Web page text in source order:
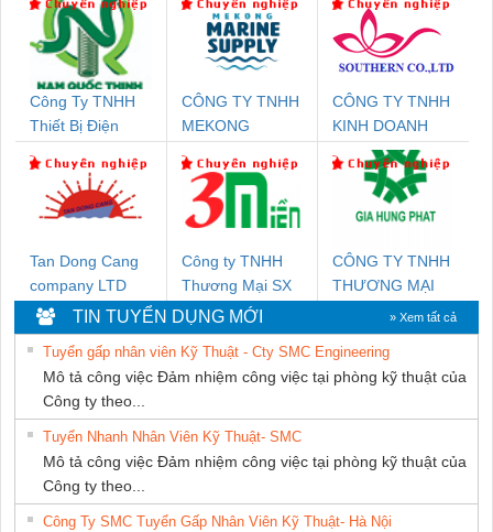
Công Ty TNHH
Thiết Bị Điện
CÔNG TY TNHH
MEKONG
SUPPLY
CÔNG TY TNHH
KINH DOANH
DỊCH VỤ XNK
PHƯƠNG NAM
Tan Dong Cang
company LTD
Công ty TNHH
Thương Mại SX
Ba Miền
CÔNG TY TNHH
THƯƠNG MẠI
DỊCH VỤ KỸ
THUẬT ĐIỆN CƠ
GIA HƯNG
PHÁT
TIN TUYỂN DỤNG MỚI » Xem tất cả
Tuyển gấp nhân viên Kỹ Thuật - Cty SMC Engineering
Mô tả công việc Đảm nhiệm công việc tại phòng kỹ thuật của
Công ty theo...
Tuyển Nhanh Nhân Viên Kỹ Thuật- SMC
Mô tả công việc Đảm nhiệm công việc tại phòng kỹ thuật của
Công ty theo...
Công Ty SMC Tuyển Gấp Nhân Viên Kỹ Thuật- Hà Nội